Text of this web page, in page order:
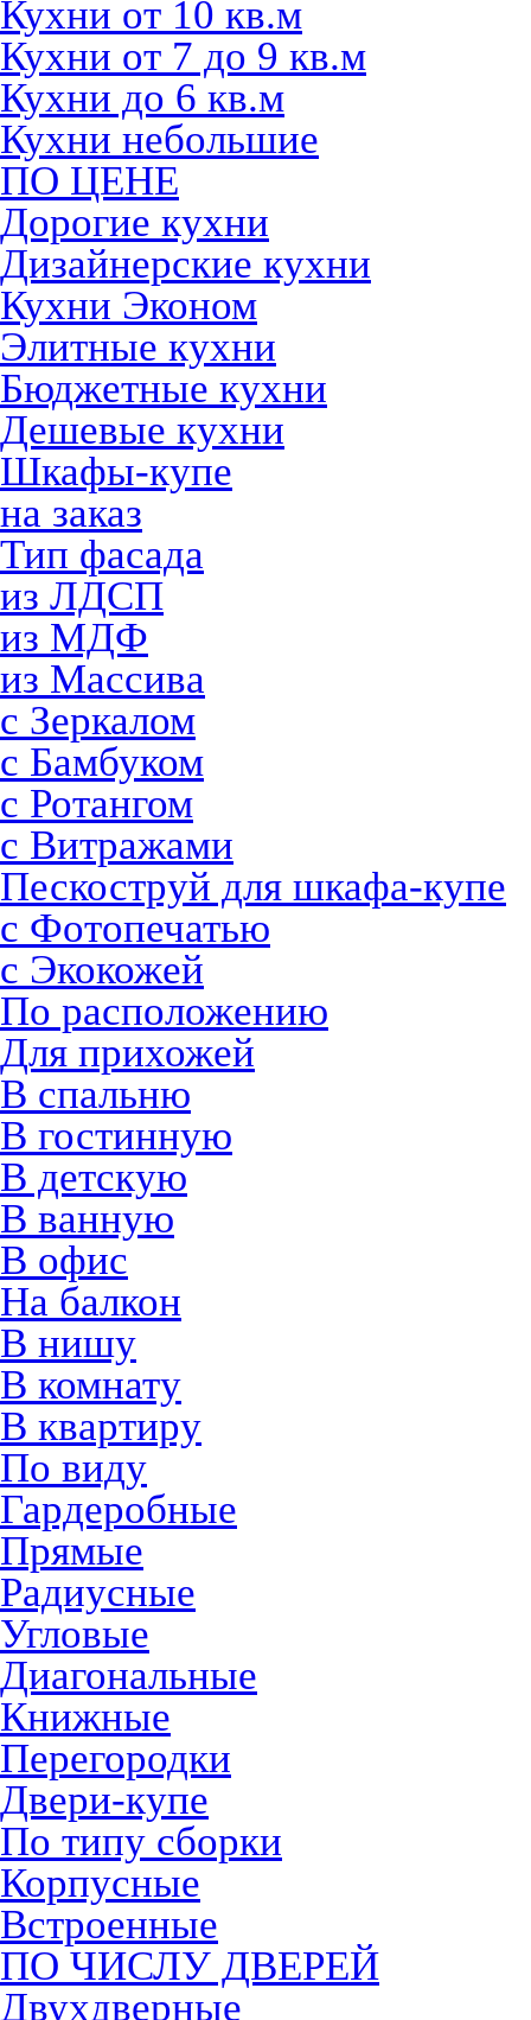
Кухни от 10 кв.м
Кухни от 7 до 9 кв.м
Кухни до 6 кв.м
Кухни небольшие
ПО ЦЕНЕ
Дорогие кухни
Дизайнерские кухни
Кухни Эконом
Элитные кухни
Бюджетные кухни
Дешевые кухни
Шкафы-купе
на заказ
Тип фасада
из ЛДСП
из МДФ
из Массива
с Зеркалом
с Бамбуком
с Ротангом
с Витражами
Пескоструй для шкафа-купе
с Фотопечатью
с Экокожей
По расположению
Для прихожей
В спальню
В гостинную
В детскую
В ванную
В офис
На балкон
В нишу
В комнату
В квартиру
По виду
Гардеробные
Прямые
Радиусные
Угловые
Диагональные
Книжные
Перегородки
Двери-купе
По типу сборки
Корпусные
Встроенные
ПО ЧИСЛУ ДВЕРЕЙ
Двухдверные